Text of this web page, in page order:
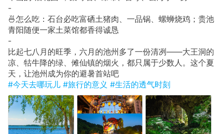
-
🍜怎么吃：石台必吃富硒土猪肉、一品锅、螺蛳烧鸡；贵池
青阳随便一家土菜馆都香得诚恳
-
比起七八月的旺季，六月的池州多了一份清冽——大王洞的
凉、牯牛降的绿、傩仙镇的烟火，都只属于少数人。这个夏
天，让池州成为你的避暑首站吧
#今天去哪玩儿 #旅行的意义 #生活的透气时刻